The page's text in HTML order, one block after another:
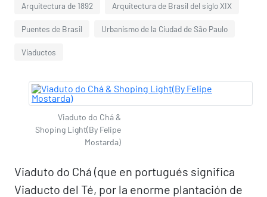
Arquitectura de 1892 Arquitectura de Brasil del siglo XIX
Puentes de Brasil Urbanismo de la Ciudad de São Paulo
Viaductos
Viaduto do Chá &
Shoping Light(By Felipe
Mostarda)
Viaduto do Chá (que en portugués significa
Viaducto del Té, por la enorme plantación de